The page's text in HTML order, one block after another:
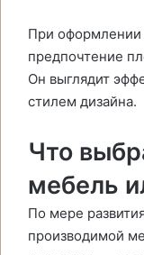
При оформлении
предпочтение
Он выглядит
стилем дизайна.
Что
мебель
По мере
производимой